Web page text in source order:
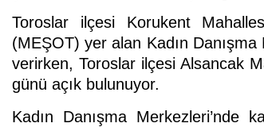
Toroslar ilçesi Korukent
(MEŞOT) yer alan Kadın
verirken, Toroslar ilçesi Alsancak
günü açık bulunuyor.
Kadın Danışma Merkezleri’nde